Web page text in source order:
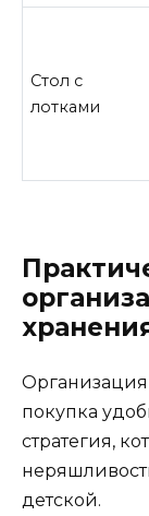
Стол с
лотками
Организация
покупка
стратегия,
детской.